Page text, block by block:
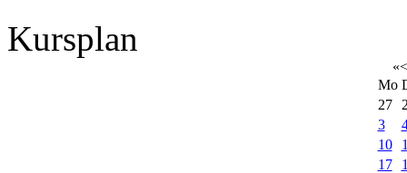
Kursplan
«<
Mo
27
3
10
17